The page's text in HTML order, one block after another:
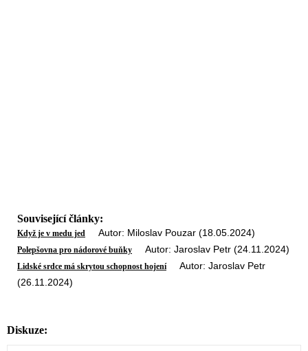
Související články:
Když je v medu jed Autor: Miloslav Pouzar (18.05.2024)
Polepšovna pro nádorové buňky Autor: Jaroslav Petr (24.11.2024)
Lidské srdce má skrytou schopnost hojeníAutor: Jaroslav Petr
(26.11.2024)
Diskuze: